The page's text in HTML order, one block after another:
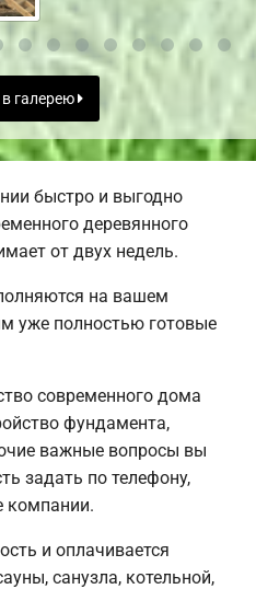
галерею
быстро и выгодно
деревянного
от двух недель.
на вашем
уже полностью готовые
современного дома
фундамента,
важные вопросы вы
задать по телефону,
компании.
и оплачивается
санузла, котельной,